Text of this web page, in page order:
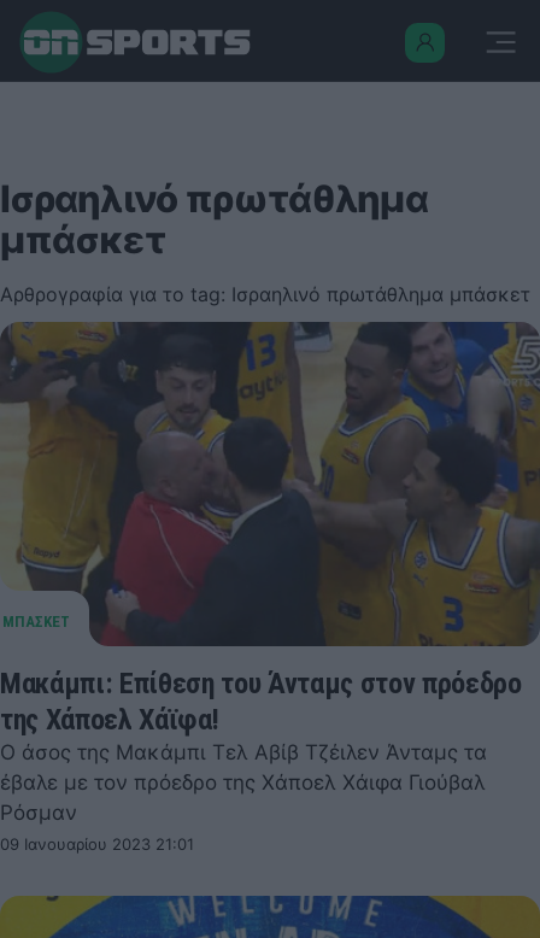
Ισραηλινό πρωτάθλημα
μπάσκετ
Αρθρογραφία για το tag: Ισραηλινό πρωτάθλημα μπάσκετ
Μακάμπι: Eπίθεση του Άνταμς στον πρόεδρο
της Χάποελ Χάϊφα!
Ο άσος της Μακάμπι Τελ Αβίβ Τζέιλεν Άνταμς τα
έβαλε με τον πρόεδρο της Χάποελ Χάιφα Γιούβαλ
Ρόσμαν
09 Ιανουαρίου 2023 21:01